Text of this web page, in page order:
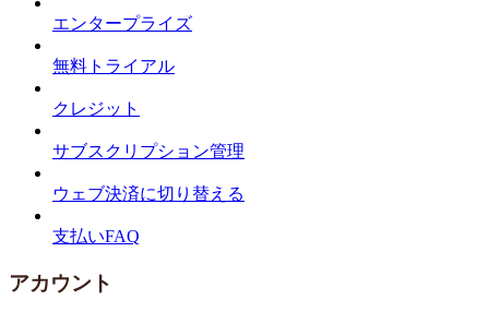
エンタープライズ
無料トライアル
クレジット
サブスクリプション管理
ウェブ決済に切り替える
支払いFAQ
アカウント